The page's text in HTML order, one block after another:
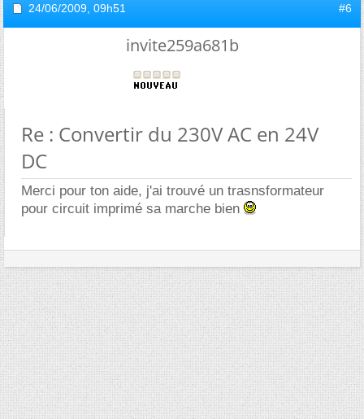
24/06/2009, 09h51 #6
invite259a681b
Re : Convertir du 230V AC en 24V
DC
Merci pour ton aide, j'ai trouvé un trasnsformateur
pour circuit imprimé sa marche bien